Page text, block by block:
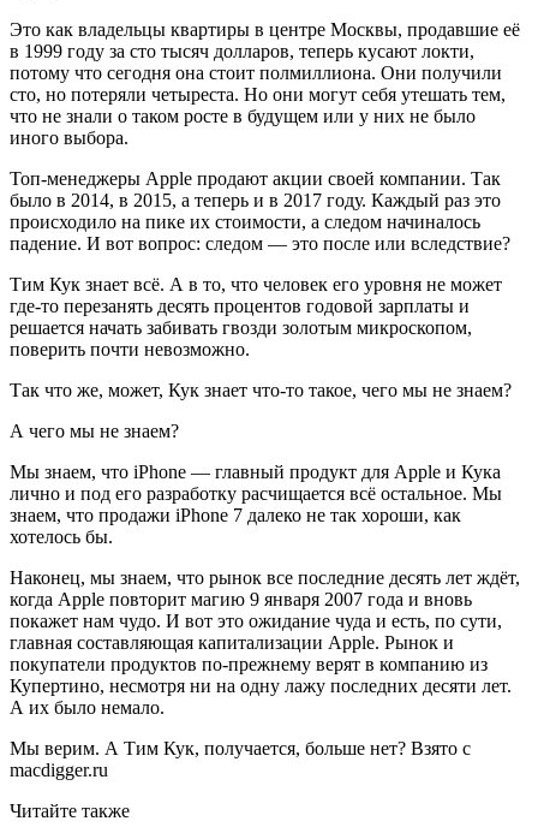
Это как владельцы квартиры в центре Москвы, продавшие её
в 1999 году за сто тысяч долларов, теперь кусают локти,
потому что сегодня она стоит полмиллиона. Они получили
сто, но потеряли четыреста. Но они могут себя утешать тем,
что не знали о таком росте в будущем или у них не было
иного выбора.
Топ-менеджеры Apple продают акции своей компании. Так
было в 2014, в 2015, а теперь и в 2017 году. Каждый раз это
происходило на пике их стоимости, а следом начиналось
падение. И вот вопрос: следом — это после или вследствие?
Тим Кук знает всё. А в то, что человек его уровня не может
где-то перезанять десять процентов годовой зарплаты и
решается начать забивать гвозди золотым микроскопом,
поверить почти невозможно.
Так что же, может, Кук знает что-то такое, чего мы не знаем?
А чего мы не знаем?
Мы знаем, что iPhone — главный продукт для Apple и Кука
лично и под его разработку расчищается всё остальное. Мы
знаем, что продажи iPhone 7 далеко не так хороши, как
хотелось бы.
Наконец, мы знаем, что рынок все последние десять лет ждёт,
когда Apple повторит магию 9 января 2007 года и вновь
покажет нам чудо. И вот это ожидание чуда и есть, по сути,
главная составляющая капитализации Apple. Рынок и
покупатели продуктов по-прежнему верят в компанию из
Купертино, несмотря ни на одну лажу последних десяти лет.
А их было немало.
Мы верим. А Тим Кук, получается, больше нет? Взято с
macdigger.ru
Читайте также